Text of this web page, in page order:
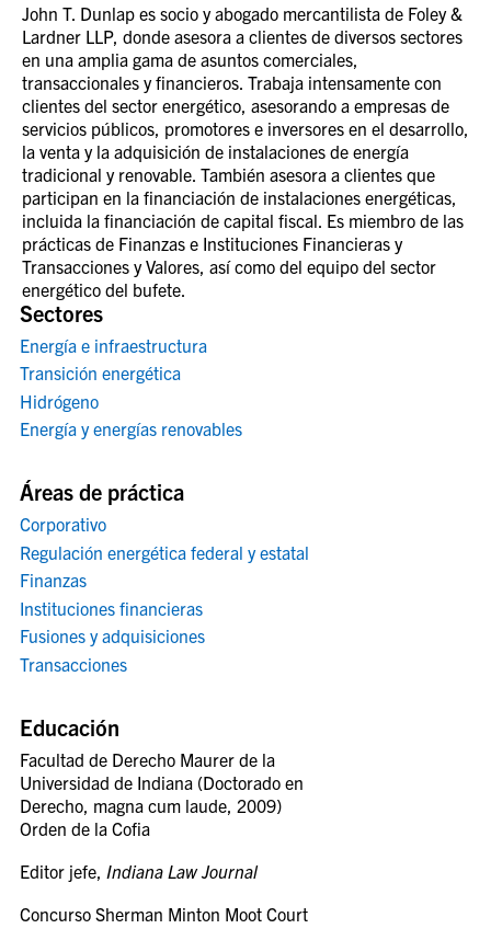
Sectores
Energía e infraestructura
Transición energética
Hidrógeno
Energía y energías renovables
Áreas de práctica
Corporativo
Regulación energética federal y estatal
Finanzas
Instituciones financieras
Fusiones y adquisiciones
Transacciones
Educación
Facultad de Derecho Maurer de la
Universidad de Indiana (Doctorado en
Derecho, magna cum laude, 2009)
Orden de la Cofia
Editor jefe, Indiana Law Journal
Concurso Sherman Minton Moot Court
John T. Dunlap es socio y abogado mercantilista de Foley &
Lardner LLP, donde asesora a clientes de diversos sectores
en una amplia gama de asuntos comerciales,
transaccionales y financieros. Trabaja intensamente con
clientes del sector energético, asesorando a empresas de
servicios públicos, promotores e inversores en el desarrollo,
la venta y la adquisición de instalaciones de energía
tradicional y renovable. También asesora a clientes que
participan en la financiación de instalaciones energéticas,
incluida la financiación de capital fiscal. Es miembro de las
prácticas de Finanzas e Instituciones Financieras y
Transacciones y Valores, así como del equipo del sector
energético del bufete.